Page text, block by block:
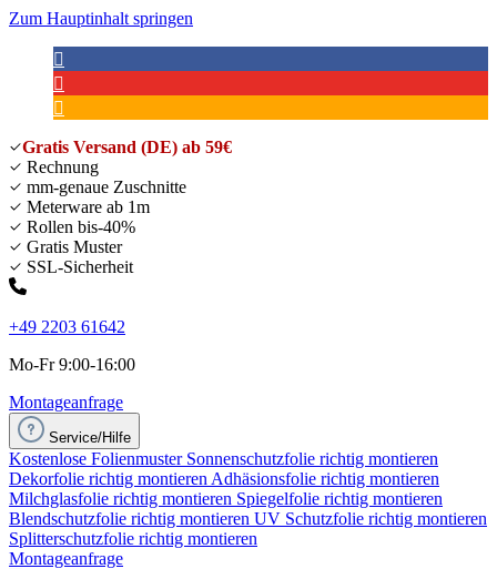
Zum Hauptinhalt springen
Gratis Versand (DE) ab 59€
Rechnung
mm-genaue Zuschnitte
Meterware ab 1m
Rollen bis-40%
Gratis Muster
SSL-Sicherheit
+49 2203 61642
Mo-Fr 9:00-16:00
Montageanfrage
Service/Hilfe
Kostenlose Folienmuster Sonnenschutzfolie richtig montieren
Dekorfolie richtig montieren Adhäsionsfolie richtig montieren
Milchglasfolie richtig montieren Spiegelfolie richtig montieren
Blendschutzfolie richtig montieren UV Schutzfolie richtig montieren
Splitterschutzfolie richtig montieren
Montageanfrage